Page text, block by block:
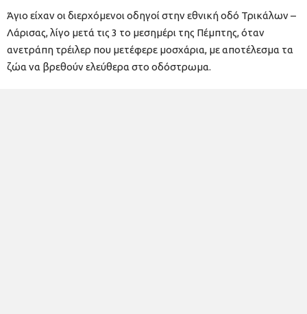
Άγιο είχαν οι διερχόμενοι οδηγοί στην εθνική οδό Τρικάλων –
Λάρισας, λίγο μετά τις 3 το μεσημέρι της Πέμπτης, όταν
ανετράπη τρέιλερ που μετέφερε μοσχάρια, με αποτέλεσμα τα
ζώα να βρεθούν ελεύθερα στο οδόστρωμα.